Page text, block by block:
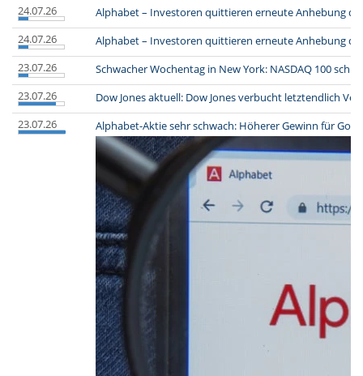
24.07.26
Alphabet – Investoren quittieren erneute Anhebung
24.07.26
Alphabet – Investoren quittieren erneute Anhebung
23.07.26
Schwacher Wochentag in New York: NASDAQ 100
23.07.26
Dow Jones aktuell: Dow Jones verbucht letztendlich
23.07.26
Alphabet-Aktie sehr schwach: Höherer Gewinn für